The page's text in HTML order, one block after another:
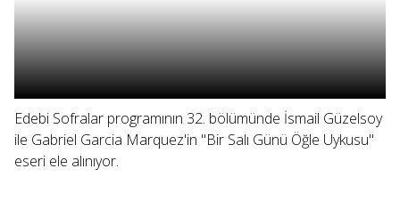
Edebi Sofralar programının 32. bölümünde İsmail Güzelsoy
ile Gabriel Garcia Marquez'in "Bir Salı Günü Öğle Uykusu"
eseri ele alınıyor.